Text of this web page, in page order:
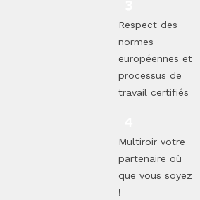
Respect des
normes
européennes et
processus de
travail certifiés
Multiroir votre
partenaire où
que vous soyez
!